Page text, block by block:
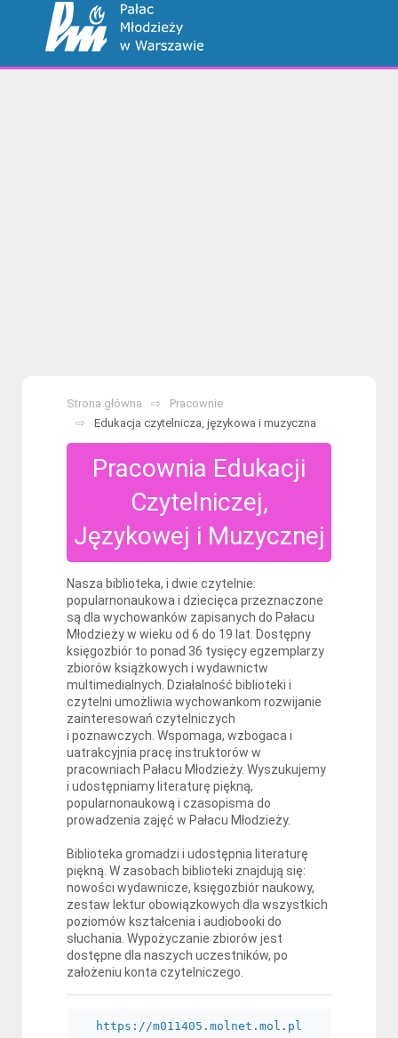
Strona główna
Pracownie
Edukacja czytelnicza, językowa i muzyczna
Pracownia Edukacji
Czytelniczej,
Językowej i Muzycznej
Nasza biblioteka, i dwie czytelnie:
popularnonaukowa i dziecięca przeznaczone
są dla wychowanków zapisanych do Pałacu
Młodzieży w wieku od 6 do 19 lat. Dostępny
księgozbiór to ponad 36 tysięcy egzemplarzy
zbiorów książkowych i wydawnictw
multimedialnych. Działalność biblioteki i
czytelni umożliwia wychowankom rozwijanie
zainteresowań czytelniczych
i poznawczych. Wspomaga, wzbogaca i
uatrakcyjnia pracę instruktorów w
pracowniach Pałacu Młodzieży. Wyszukujemy
i udostępniamy literaturę piękną,
popularnonaukową i czasopisma do
prowadzenia zajęć w Pałacu Młodzieży.
Biblioteka gromadzi i udostępnia literaturę
piękną. W zasobach biblioteki znajdują się:
nowości wydawnicze, księgozbiór naukowy,
zestaw lektur obowiązkowych dla wszystkich
poziomów kształcenia i audiobooki do
słuchania. Wypożyczanie zbiorów jest
dostępne dla naszych uczestników, po
założeniu konta czytelniczego.
https://m011405.molnet.mol.pl